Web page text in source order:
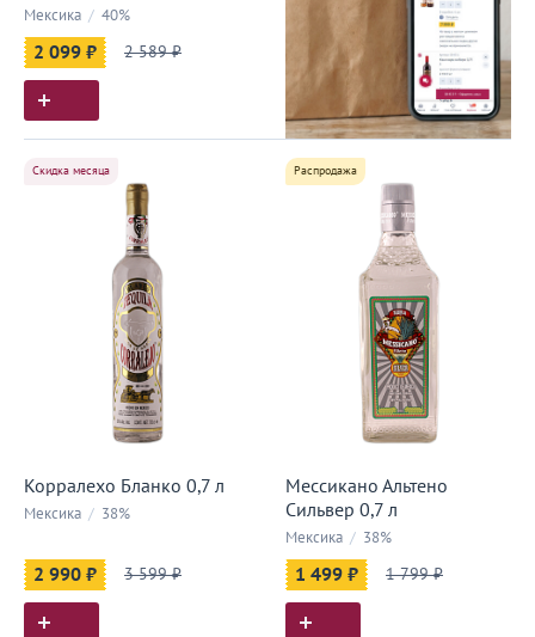
Мексика / 40%
2 099 ₽ 2 589 ₽
Скидка месяца
Корралехо Бланко 0,7 л
Мексика / 38%
2 990 ₽ 3 599 ₽
Распродажа
Мессикано Альтено
Сильвер 0,7 л
Мексика / 38%
1 499 ₽ 1 799 ₽